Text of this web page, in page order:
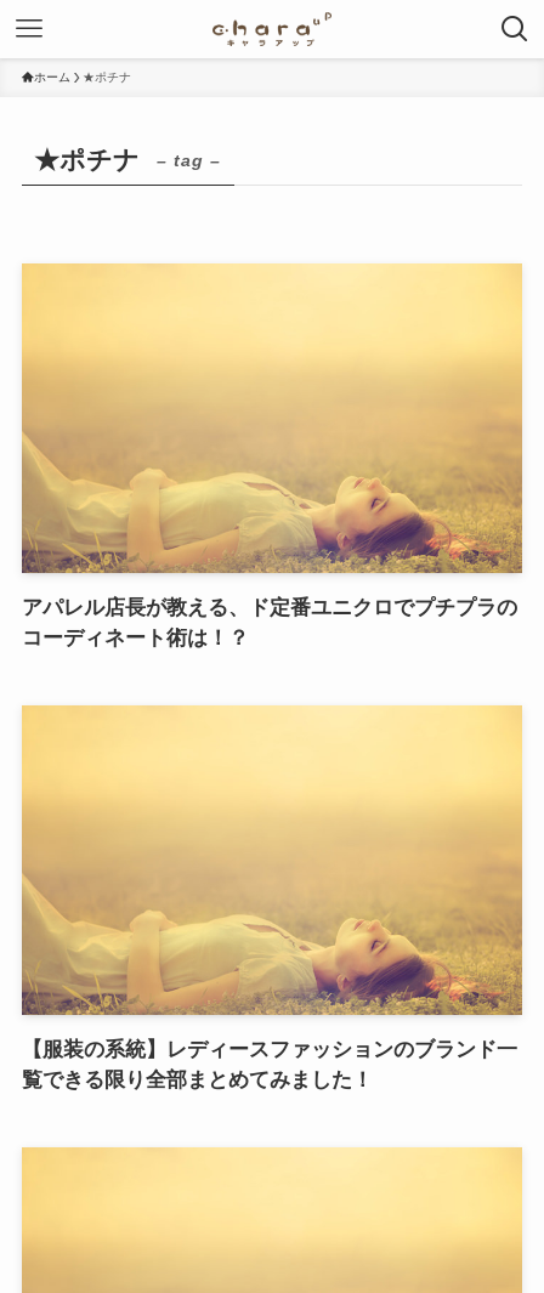
ホーム ★ポチナ
★ポチナ – tag –
アパレル店長が教える、ド定番ユニクロでプチプラの
コーディネート術は！？
【服装の系統】レディースファッションのブランド一
覧できる限り全部まとめてみました！